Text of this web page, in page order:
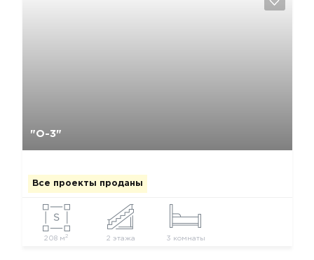
"О-3"
Все проекты проданы
208 м2 2 этажа 3 комнаты